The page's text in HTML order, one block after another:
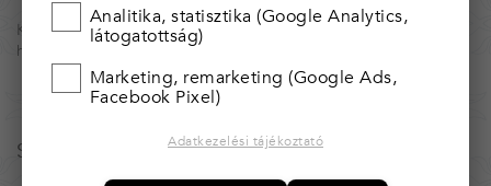
Kínálatunk folymatosan bővül, illetve változik. Érdemes
hozzánk visszajárni.
Szalma díszdoboz kunhímzéssel
Analitika, statisztika (Google Analytics,
látogatottság)
Marketing, remarketing (Google Ads,
Facebook Pixel)
Adatkezelési tájékoztató